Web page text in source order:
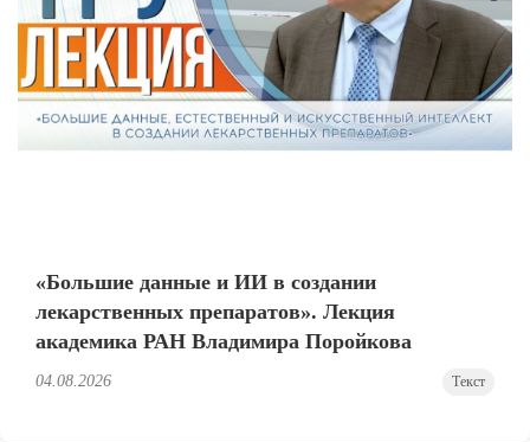
«Большие данные и ИИ в создании
лекарственных препаратов». Лекция
академика РАН Владимира Поройкова
04.08.2026 Текст